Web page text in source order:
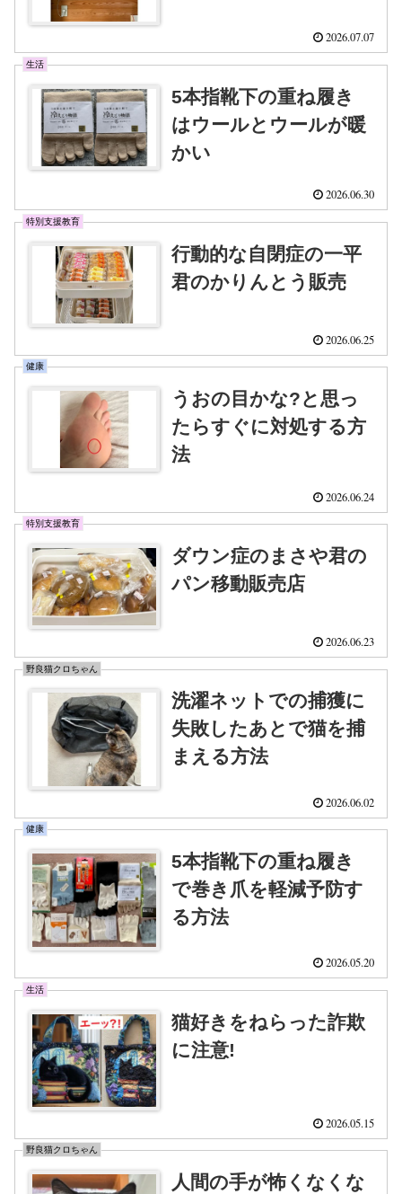
2026.07.07
生活
5本指靴下の重ね履き
はウールとウールが暖
かい
2026.06.30
特別支援教育
行動的な自閉症の一平
君のかりんとう販売
2026.06.25
健康
うおの目かな?と思っ
たらすぐに対処する方
法
2026.06.24
特別支援教育
ダウン症のまさや君の
パン移動販売店
2026.06.23
野良猫クロちゃん
洗濯ネットでの捕獲に
失敗したあとで猫を捕
まえる方法
2026.06.02
健康
5本指靴下の重ね履き
で巻き爪を軽減予防す
る方法
2026.05.20
生活
猫好きをねらった詐欺
に注意!
2026.05.15
野良猫クロちゃん
人間の手が怖くなくな